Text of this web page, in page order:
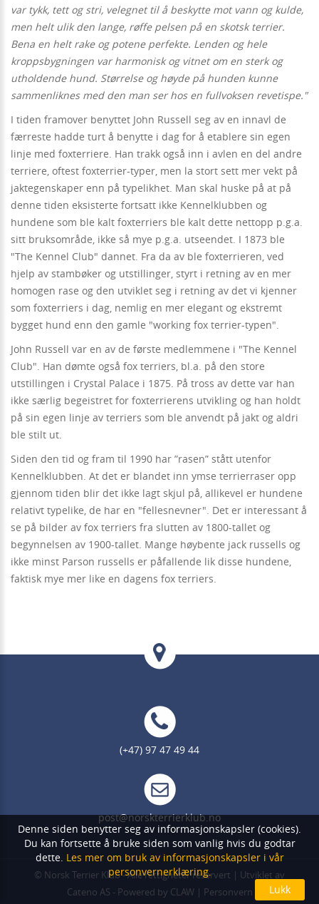
var tykk, tett og stri, velegnet til å beskytte mot vann og kulde,
men helt ulik den lange, røffe pelsen på en skotsk terrier.
Bena en helt rake og potene perfekte. Lenden og hele
kroppsbygningen var harmonisk og vitnet om en sterk og
utholdende hund. Størrelse og høyde på hunden kunne
sammenliknes med den man ser hos en fullvoksen revetispe."
I tiden framover benyttet John Russell seg av en innavl de
færreste hadde turt å benytte i dag for å etablere sin egen
linje med foxterriere. Han trakk også inn i avlen en del andre
terriere, oftest foxterrier-typer, men la stort sett mer vekt på
jaktegenskaper enn på typelikhet. Man skal huske på at på
denne tiden eksisterte fortsatt ikke Kennelklubben og
hundene som ble kalt foxterriers ble kalt dette nettopp p.g.a.
sitt bruksområde, ikke så mye p.g.a. utseendet. I 1873 ble
"The Kennel Club" dannet. Fra da av ble foxterrieren, ved
hjelp av stambøker og utstillinger, styrt i retning av en mer
homogen rase og den utviklet seg i retning av det vi kjenner
som foxterriers i dag, nemlig en mer elegant og ekstremt
bygget hund enn den gamle "working fox terrier-typen".
John Russell var en av de første medlemmene i "The Kennel
Club". Han dømte også fox terriers, bl.a. på den store
utstillingen i Crystal Palace i 1875. På tross av dette var han
ikke særlig begeistret for foxterrierens utvikling og han holdt
på sin egen linje av terriers som ble anvendt på jakt og aldri
ble stilt ut.
Siden den tid og fram til 1990 har ”rasen” stått utenfor
Kennelklubben. At det er blandet inn ymse terrierraser opp
gjennom tiden blir det ikke lagt skjul på, allikevel er hundene
relativt typelike, de har en "fellesnevner". Det er interessant å
se på bilder av fox terriers fra slutten av 1800-tallet og
begynnelsen av 1900-tallet. Mange høybente jack russells og
ikke minst Parson russells er påfallende lik disse hundene,
faktisk mye mer like en dagens fox terriers.
(+47) 97 47 49 44
post@norskterrierklub.no
© Norsk Terrier Klub- Alle rettigheter reservert | Utviklet av
Cateno AS - Powered by CLAW| Personvern
Denne siden benytter seg av informasjonskapsler (cookies).
Du kan fortsette å bruke siden som vanlig hvis du godtar
dette. Les mer om bruk av informasjonskapsler i vår
personvernerklæring.